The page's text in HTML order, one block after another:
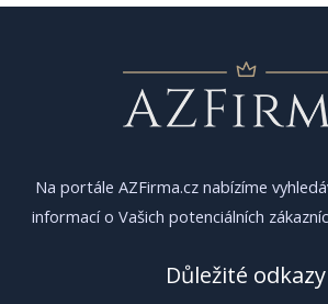
Na portále AZFirma.cz nabízíme
informací o Vašich potenciálních
Důležité odkazy